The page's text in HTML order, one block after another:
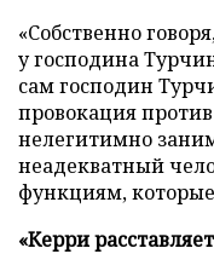
«Собственно
у господина
сам господин
провокация
нелегитимно
неадекватный
функциям,
«Керри